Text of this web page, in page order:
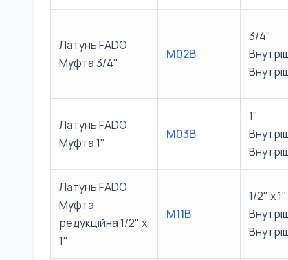
Латунь FADO
Муфта 3/4"
M02B
3/4"
Латунь FADO
Муфта 1"
M03B
1"
Латунь FADO
Муфта
редукційна 1/2" х
1"
M11B
1/2" х 1"